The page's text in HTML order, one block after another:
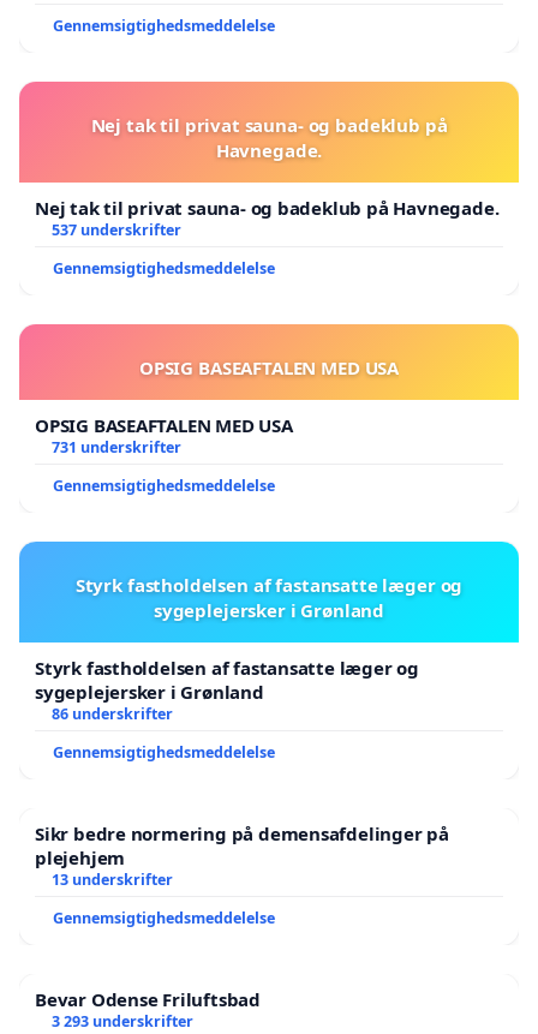
Gennemsigtighedsmeddelelse
Nej tak til privat sauna- og badeklub på
Havnegade.
Nej tak til privat sauna- og badeklub på Havnegade.
537 underskrifter
Gennemsigtighedsmeddelelse
OPSIG BASEAFTALEN MED USA
OPSIG BASEAFTALEN MED USA
731 underskrifter
Gennemsigtighedsmeddelelse
Styrk fastholdelsen af fastansatte læger og
sygeplejersker i Grønland
Styrk fastholdelsen af fastansatte læger og
sygeplejersker i Grønland
86 underskrifter
Gennemsigtighedsmeddelelse
Sikr bedre normering på demensafdelinger på
plejehjem
13 underskrifter
Gennemsigtighedsmeddelelse
Bevar Odense Friluftsbad
3 293 underskrifter